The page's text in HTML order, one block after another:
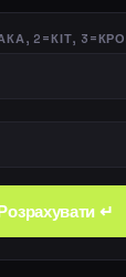
2=КІТ,
↵